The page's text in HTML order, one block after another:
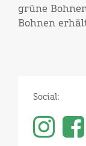
grüne
Bohnen
Social: